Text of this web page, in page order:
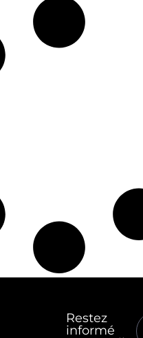
Restez
informé